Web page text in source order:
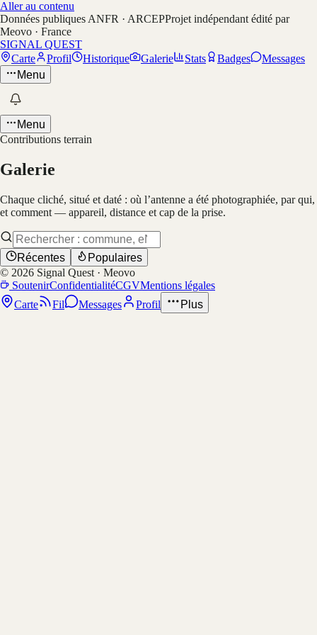
Aller au contenu
Données publiques ANFR · ARCEPProjet indépendant édité par
Meovo · France
SIGNAL QUEST
Carte
Profil Historique Galerie Stats Badges
Messages
Menu
Menu
Contributions terrain
Galerie
Chaque cliché, situé et daté : où l’antenne a été photographiée, par qui,
et comment — appareil, distance et cap de la prise.
Récentes
Populaires
© 2026 Signal Quest · Meovo
SoutenirConfidentialitéCGVMentions légales
Carte
Fil Messages Profil Plus